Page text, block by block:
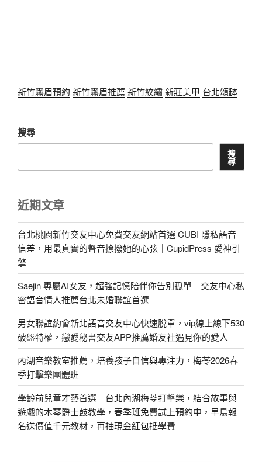
新竹霧眉預約 新竹霧眉推薦 新竹紋繡新莊美甲 台北頌缽
搜尋
搜
尋
近期文章
台北桃園新竹交友中心免費交友網站首選 CUBI 隱私語音
信差，用最真實的聲音撩撥她的心弦｜CupidPress 愛神引
擎
Saejin 專屬AI女友，超強記憶陪伴你告別孤單｜交友中心私
密語音情人推薦台北未婚聯誼首選
男女聯誼約會新北語音交友中心快速脫單，vip線上線下530
破盤特權，戀愛秘書交友APP推薦婚友社遇見你的愛人
內湖音樂教室推薦，培養孩子自信與專注力，梅苓2026春
季打擊樂團體班
學齡前兒童才藝首選｜台北內湖梅苓打擊樂，結合故事與
遊戲的木琴爵士鼓教學，春季班免費試上預約中，早鳥報
名送價值千元教材，再抽現金紅包抵學費